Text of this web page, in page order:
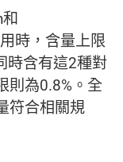
時，含量上限
時含有這2種對
則為0.8%。全
符合相關規